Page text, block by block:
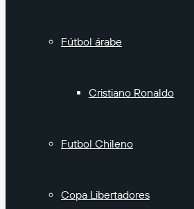
Fútbol árabe
Cristiano Ronaldo
Futbol Chileno
Copa Libertadores